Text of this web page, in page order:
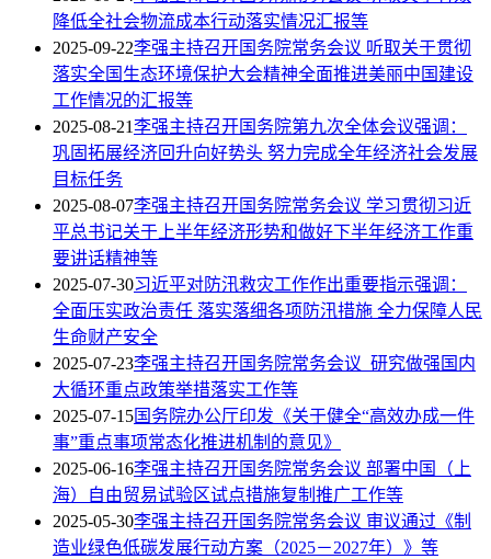
降低全社会物流成本行动落实情况汇报等
2025-09-22李强主持召开国务院常务会议 听取关于贯彻
落实全国生态环境保护大会精神全面推进美丽中国建设
工作情况的汇报等
2025-08-21李强主持召开国务院第九次全体会议强调：
巩固拓展经济回升向好势头 努力完成全年经济社会发展
目标任务
2025-08-07李强主持召开国务院常务会议 学习贯彻习近
平总书记关于上半年经济形势和做好下半年经济工作重
要讲话精神等
2025-07-30习近平对防汛救灾工作作出重要指示强调：
全面压实政治责任 落实落细各项防汛措施 全力保障人民
生命财产安全
2025-07-23李强主持召开国务院常务会议 研究做强国内
大循环重点政策举措落实工作等
2025-07-15国务院办公厅印发《关于健全“高效办成一件
事”重点事项常态化推进机制的意见》
2025-06-16李强主持召开国务院常务会议 部署中国（上
海）自由贸易试验区试点措施复制推广工作等
2025-05-30李强主持召开国务院常务会议 审议通过《制
造业绿色低碳发展行动方案（2025－2027年）》等